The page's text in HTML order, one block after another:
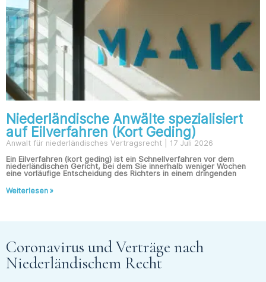
Niederländische Anwälte spezialisiert
auf Eilverfahren (Kort Geding)
Anwalt für niederländisches Vertragsrecht
17 Juli 2026
Ein Eilverfahren (kort geding) ist ein Schnellverfahren vor dem
niederländischen Gericht, bei dem Sie innerhalb weniger Wochen
eine vorläufige Entscheidung des Richters in einem dringenden
Weiterlesen »
Coronavirus und Verträge nach
Niederländischem Recht